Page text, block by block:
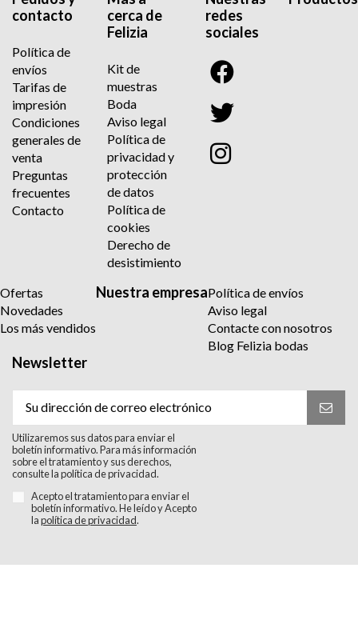
contacto
Política de
envíos
Tarifas de
impresión
Condiciones
generales de
venta
Preguntas
frecuentes
Contacto
cerca de
Felizia
Kit de
muestras
Boda
Aviso legal
Política de
privacidad y
protección
de datos
Política de
cookies
Derecho de
desistimiento
redes
sociales
Ofertas
Novedades
Los más vendidos
Nuestra empresaPolítica de envíos
Aviso legal
Contacte con nosotros
Blog Felizia bodas
Newsletter
Utilizaremos sus datos para enviar el
boletín informativo. Para más información
sobre el tratamiento y sus derechos,
consulte la política de privacidad.
Acepto el tratamiento para enviar el
boletín informativo. He leído y Acepto
lapolítica de privacidad.